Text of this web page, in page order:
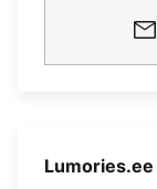
Lumories.ee